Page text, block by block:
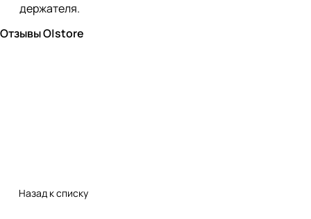
держателя.
Отзывы O|store
Назад к списку